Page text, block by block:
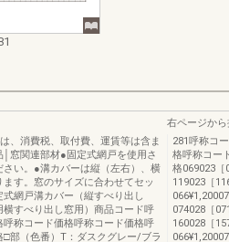
、消費税、取付費、運賃等は含ま
窓関連部材●固定式網戸を使用さ
い。●溝カバーは縦（左右）、横
ます。窓のサイズに合わせてセッ
式網戸溝カバー（縦すべり出し
すべり出し窓用）商品コード呼
称コード価格呼称コード価格呼
部（色番）T：ダスクグレー/ブラ
右ページか
281呼称コ
格呼称コー
格069023［
119023［
074028［
160028［